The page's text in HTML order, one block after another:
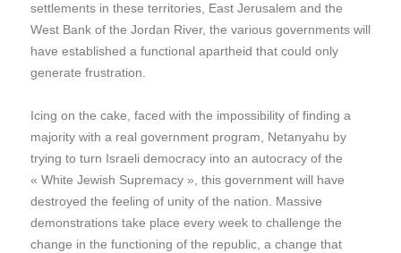
settlements in these territories, East Jerusalem and the
West Bank of the Jordan River, the various governments will
have established a functional apartheid that could only
generate frustration.
Icing on the cake, faced with the impossibility of finding a
majority with a real government program, Netanyahu by
trying to turn Israeli democracy into an autocracy of the
« White Jewish Supremacy », this government will have
destroyed the feeling of unity of the nation. Massive
demonstrations take place every week to challenge the
change in the functioning of the republic, a change that